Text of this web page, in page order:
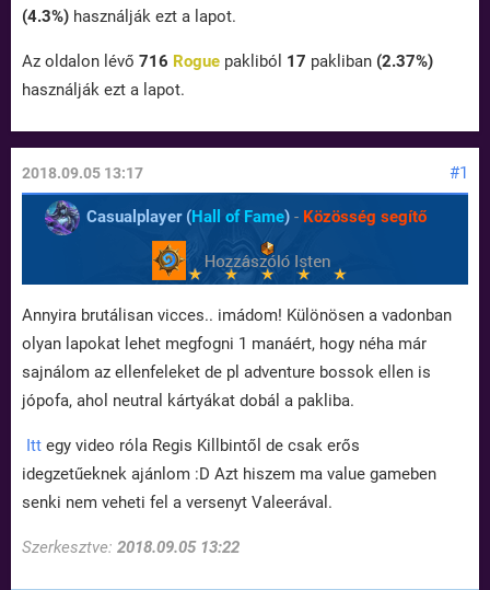
(4.3%) használják ezt a lapot.
Az oldalon lévő 716 Rogue pakliból 17 pakliban (2.37%)
használják ezt a lapot.
#1
2018.09.05 13:17
Casualplayer (Hall of Fame) - Közösség segítő
Annyira brutálisan vicces.. imádom! Különösen a vadonban
olyan lapokat lehet megfogni 1 manáért, hogy néha már
sajnálom az ellenfeleket de pl adventure bossok ellen is
jópofa, ahol neutral kártyákat dobál a pakliba.
Itt egy video róla Regis Killbintől de csak erős
idegzetűeknek ajánlom :D Azt hiszem ma value gameben
senki nem veheti fel a versenyt Valeerával.
Szerkesztve: 2018.09.05 13:22